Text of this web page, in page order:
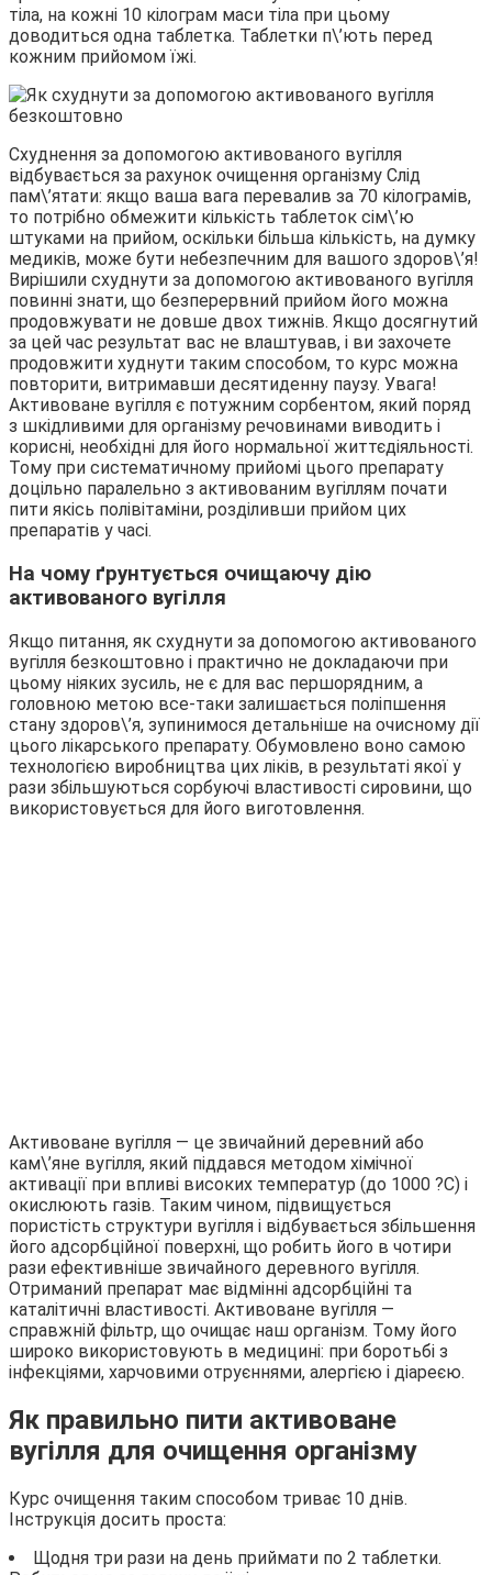
тіла, на кожні 10 кілограм маси тіла при цьому
доводиться одна таблетка. Таблетки п\’ють перед
кожним прийомом їжі.
Схуднення за допомогою активованого вугілля
відбувається за рахунок очищення організму Слід
пам\’ятати: якщо ваша вага перевалив за 70 кілограмів,
то потрібно обмежити кількість таблеток сім\’ю
штуками на прийом, оскільки більша кількість, на думку
медиків, може бути небезпечним для вашого здоров\’я!
Вирішили схуднути за допомогою активованого вугілля
повинні знати, що безперервний прийом його можна
продовжувати не довше двох тижнів. Якщо досягнутий
за цей час результат вас не влаштував, і ви захочете
продовжити худнути таким способом, то курс можна
повторити, витримавши десятиденну паузу. Увага!
Активоване вугілля є потужним сорбентом, який поряд
з шкідливими для організму речовинами виводить і
корисні, необхідні для його нормальної життєдіяльності.
Тому при систематичному прийомі цього препарату
доцільно паралельно з активованим вугіллям почати
пити якісь полівітаміни, розділивши прийом цих
препаратів у часі.
На чому ґрунтується очищаючу дію
активованого вугілля
Якщо питання, як схуднути за допомогою активованого
вугілля безкоштовно і практично не докладаючи при
цьому ніяких зусиль, не є для вас першорядним, а
головною метою все-таки залишається поліпшення
стану здоров\’я, зупинимося детальніше на очисному дії
цього лікарського препарату. Обумовлено воно самою
технологією виробництва цих ліків, в результаті якої у
рази збільшуються сорбуючі властивості сировини, що
використовується для його виготовлення.
Активоване вугілля — це звичайний деревний або
кам\’яне вугілля, який піддався методом хімічної
активації при впливі високих температур (до 1000 ?C) і
окислюють газів. Таким чином, підвищується
пористість структури вугілля і відбувається збільшення
його адсорбційної поверхні, що робить його в чотири
рази ефективніше звичайного деревного вугілля.
Отриманий препарат має відмінні адсорбційні та
каталітичні властивості. Активоване вугілля —
справжній фільтр, що очищає наш організм. Тому його
широко використовують в медицині: при боротьбі з
інфекціями, харчовими отруєннями, алергією і діареєю.
Як правильно пити активоване
вугілля для очищення організму
Курс очищення таким способом триває 10 днів.
Інструкція досить проста:
Щодня три рази на день приймати по 2 таблетки.